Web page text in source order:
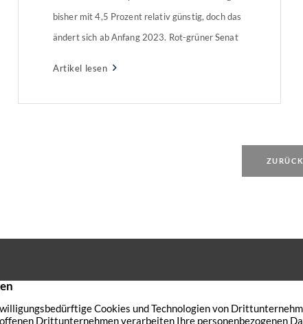
bisher mit 4,5 Prozent relativ günstig, doch das
ändert sich ab Anfang 2023. Rot-grüner Senat
Artikel lesen
Sie haben den Wunsch Ihre Immobilie zu